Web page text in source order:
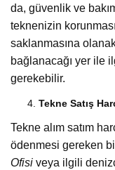
da, güvenlik ve
teknenizin
saklanmasına
bağlanacağı yer ile
gerekebilir.
Tekne Satış
Tekne alım satım
ödenmesi gereken
Ofisi veya ilgili